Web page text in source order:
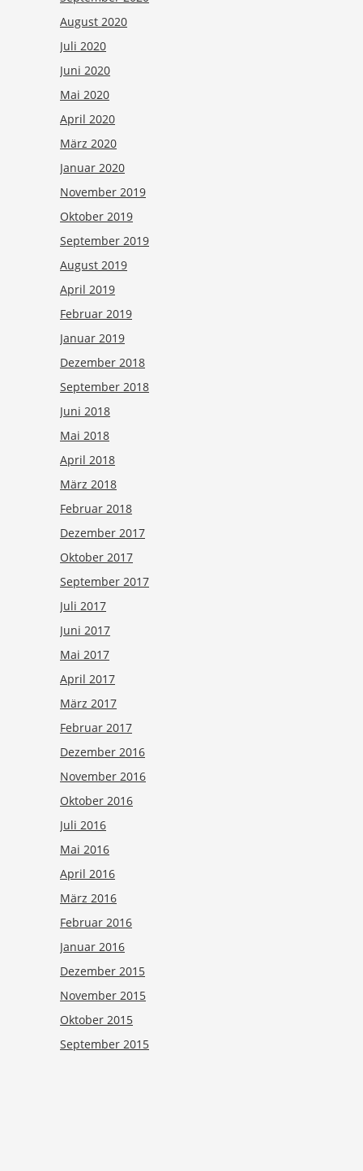
August 2020
Juli 2020
Juni 2020
Mai 2020
April 2020
März 2020
Januar 2020
November 2019
Oktober 2019
September 2019
August 2019
April 2019
Februar 2019
Januar 2019
Dezember 2018
September 2018
Juni 2018
Mai 2018
April 2018
März 2018
Februar 2018
Dezember 2017
Oktober 2017
September 2017
Juli 2017
Juni 2017
Mai 2017
April 2017
März 2017
Februar 2017
Dezember 2016
November 2016
Oktober 2016
Juli 2016
Mai 2016
April 2016
März 2016
Februar 2016
Januar 2016
Dezember 2015
November 2015
Oktober 2015
September 2015